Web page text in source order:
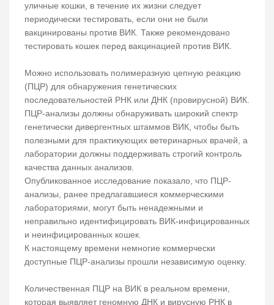
уличные кошки, в течение их жизни следует
периодически тестировать, если они не были
вакцинированы против ВИК. Также рекомендовано
тестировать кошек перед вакцинацией против ВИК.
Можно использовать полимеразную цепную реакцию
(ПЦР) для обнаружения генетических
последовательностей РНК или ДНК (провирусной) ВИК.
ПЦР-анализы должны обнаруживать широкий спектр
генетически дивергентных штаммов ВИК, чтобы быть
полезными для практикующих ветеринарных врачей, а
лаборатории должны поддерживать строгий контроль
качества данных анализов.
Опубликованное исследование показало, что ПЦР-
анализы, ранее предлагавшиеся коммерческими
лабораториями, могут быть ненадежными и
неправильно идентифицировать ВИК-инфицированных
и неинфицированных кошек.
К настоящему времени немногие коммерчески
доступные ПЦР-анализы прошли независимую оценку.
Количественная ПЦР на ВИК в реальном времени,
которая выявляет геномную ДНК и вирусную РНК в